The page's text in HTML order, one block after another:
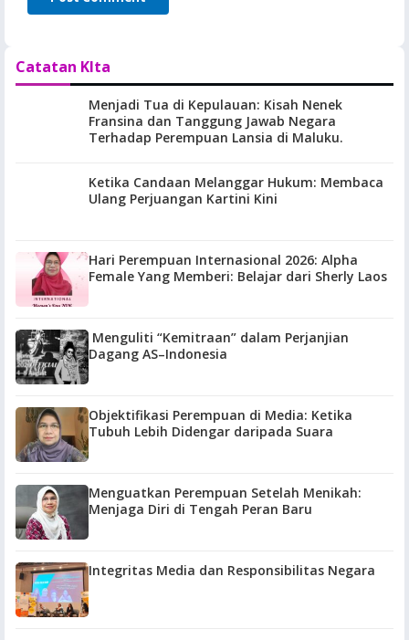
Catatan KIta
Menjadi Tua di Kepulauan: Kisah Nenek
Fransina dan Tanggung Jawab Negara
Terhadap Perempuan Lansia di Maluku.
Ketika Candaan Melanggar Hukum: Membaca
Ulang Perjuangan Kartini Kini
Hari Perempuan Internasional 2026: Alpha
Female Yang Memberi: Belajar dari Sherly Laos
Menguliti “Kemitraan” dalam Perjanjian
Dagang AS–Indonesia
Objektifikasi Perempuan di Media: Ketika
Tubuh Lebih Didengar daripada Suara
Menguatkan Perempuan Setelah Menikah:
Menjaga Diri di Tengah Peran Baru
Integritas Media dan Responsibilitas Negara